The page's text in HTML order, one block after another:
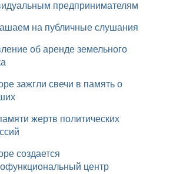
предпринимателям
на публичные слушания
центр